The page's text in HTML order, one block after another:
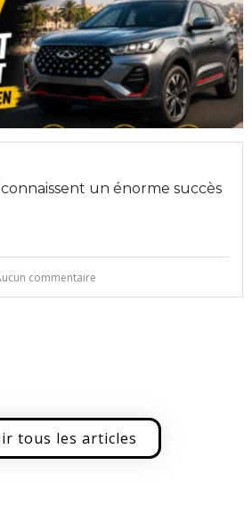
un énorme succès
commentaire
tous les articles